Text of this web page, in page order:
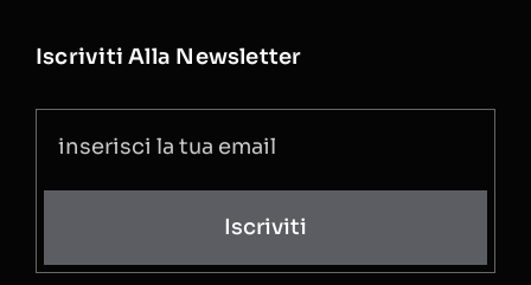
Iscriviti Alla Newsletter
Iscriviti